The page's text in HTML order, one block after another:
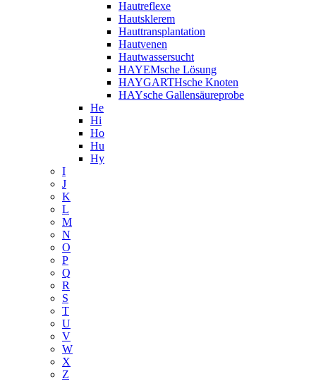
Hautreflexe
Hautsklerem
Hauttransplantation
Hautvenen
Hautwassersucht
HAYEMsche Lösung
HAYGARTHsche Knoten
HAYsche Gallensäureprobe
He
Hi
Ho
Hu
Hy
I
J
K
L
M
N
O
P
Q
R
S
T
U
V
W
X
Z